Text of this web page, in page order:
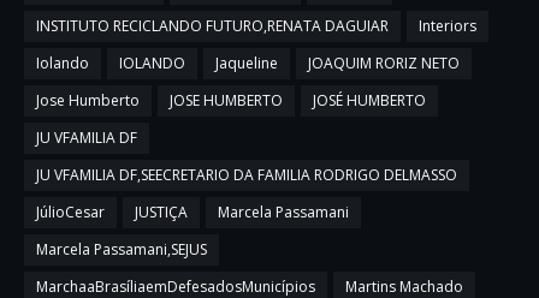
INSTITUTO RECICLANDO FUTURO,RENATA DAGUIAR
Interiors
Iolando
IOLANDO Jaqueline
JOAQUIM RORIZ NETO
Jose Humberto
JOSE HUMBERTO
JOSÉ HUMBERTO
JU VFAMILIA DF
JU VFAMILIA DF,SEECRETARIO DA FAMILIA RODRIGO DELMASSO
JúlioCesar
JUSTIÇA
Marcela Passamani
Marcela Passamani,SEJUS
MarchaaBrasíliaemDefesadosMunicípios
Martins Machado